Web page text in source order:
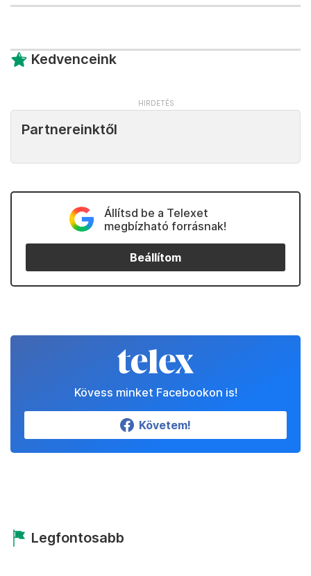
Kedvenceink
Partnereinktől
Állítsd be a Telexet
megbízható forrásnak!
Beállítom
Kövess minket Facebookon is!
Követem!
Legfontosabb